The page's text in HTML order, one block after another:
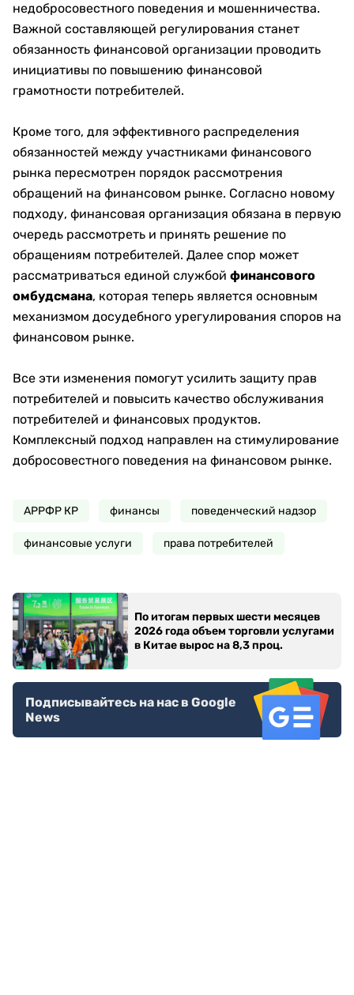
недобросовестного поведения и мошенничества.
Важной составляющей регулирования станет
обязанность финансовой организации проводить
инициативы по повышению финансовой
грамотности потребителей.
Кроме того, для эффективного распределения
обязанностей между участниками финансового
рынка пересмотрен порядок рассмотрения
обращений на финансовом рынке. Согласно новому
подходу, финансовая организация обязана в первую
очередь рассмотреть и принять решение по
обращениям потребителей. Далее спор может
рассматриваться единой службой финансового
омбудсмана, которая теперь является основным
механизмом досудебного урегулирования споров на
финансовом рынке.
Все эти изменения помогут усилить защиту прав
потребителей и повысить качество обслуживания
потребителей и финансовых продуктов.
Комплексный подход направлен на стимулирование
добросовестного поведения на финансовом рынке.
АРРФР КР финансы поведенческий надзор
финансовые услуги права потребителей
По итогам первых шести месяцев
2026 года объем торговли услугами
в Китае вырос на 8,3 проц.
Подписывайтесь на нас в Google
News